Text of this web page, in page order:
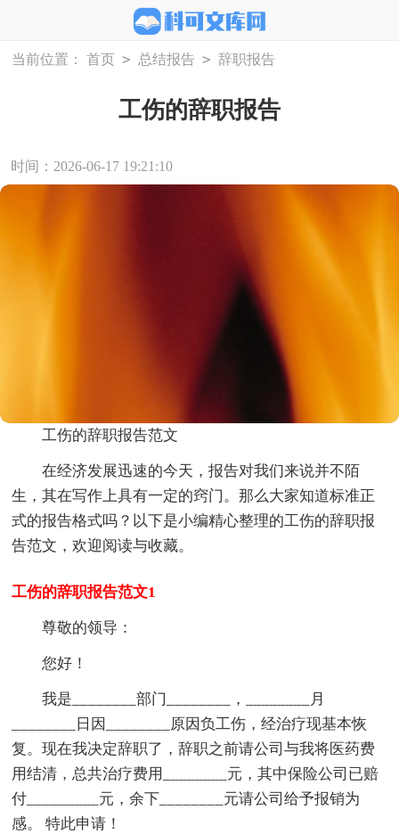
当前位置： 首页 > 总结报告 > 辞职报告
工伤的辞职报告
时间：2026-06-17 19:21:10
工伤的辞职报告范文
在经济发展迅速的今天，报告对我们来说并不陌
生，其在写作上具有一定的窍门。那么大家知道标准正
式的报告格式吗？以下是小编精心整理的工伤的辞职报
告范文，欢迎阅读与收藏。
工伤的辞职报告范文1
尊敬的领导：
您好！
我是 ________部门 ，
月
日因
原因负工伤，经治疗现基本恢
复。现在我决定辞职了，辞职之前请公司与我将医药费
用结清，总共治疗费用
元，其中保险公司已赔
付
元，余下
元请公司给予报销为
感。 特此申请！